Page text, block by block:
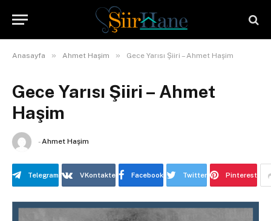
Anasayfa » Ahmet Haşim » Gece Yarısı Şiiri – Ahmet Haşim
Gece Yarısı Şiiri – Ahmet
Haşim
-Ahmet Haşim
Telegram VKontakte Facebook Twitter Pinterest